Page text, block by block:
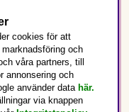
cookies för att
och
våra partners, till
annonsering och
använder data här.
via knappen